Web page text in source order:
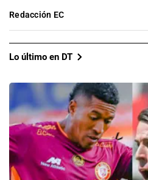
Redacción EC
Lo último en DT